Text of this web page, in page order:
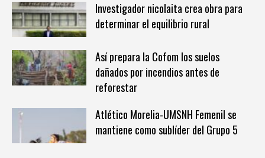
Investigador nicolaita crea obra para
determinar el equilibrio rural
Así prepara la Cofom los suelos
dañados por incendios antes de
reforestar
Atlético Morelia-UMSNH Femenil se
mantiene como sublíder del Grupo 5